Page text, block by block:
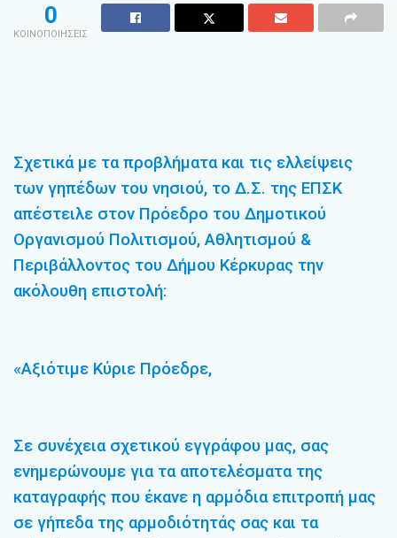
0
ΚΟΙΝΟΠΟΙΗΣΕΙΣ
Σχετικά με τα προβλήματα και τις ελλείψεις
των γηπέδων του νησιού, το Δ.Σ. της ΕΠΣΚ
απέστειλε στον Πρόεδρο του Δημοτικού
Οργανισμού Πολιτισμού, Αθλητισμού &
Περιβάλλοντος του Δήμου Κέρκυρας την
ακόλουθη επιστολή:
«Αξιότιμε Κύριε Πρόεδρε,
Σε συνέχεια σχετικού εγγράφου μας, σας
ενημερώνουμε για τα αποτελέσματα της
καταγραφής που έκανε η αρμόδια επιτροπή μας
σε γήπεδα της αρμοδιότητάς σας και τα